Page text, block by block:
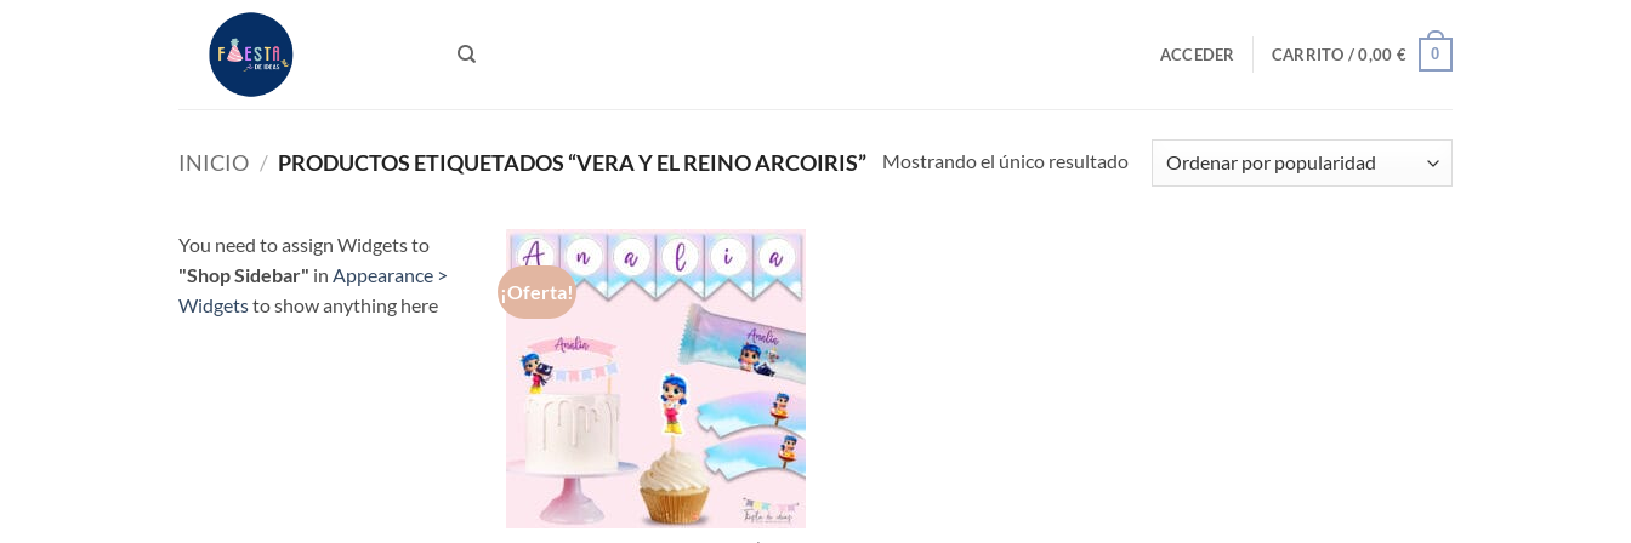
ACCEDER CARRITO /0,00 € 0
INICIO / PRODUCTOS ETIQUETADOS “VERA Y EL REINO ARCOIRIS” Mostrando el único resultado
You need to assign Widgets to
"Shop Sidebar" in Appearance >
Widgetsto show anything here
¡Oferta!